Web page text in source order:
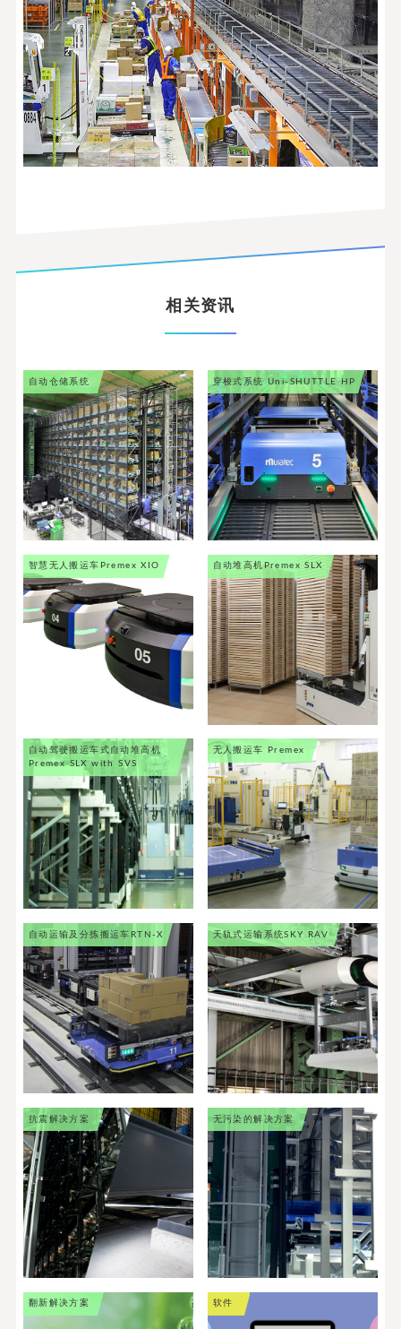
相关资讯
自动仓储系统 穿梭式系统 Uni-SHUTTLE HP
智慧无人搬运车 Premex XIO 自动堆高机Premex SLX
自动驾驶搬运车式自动堆高机
Premex SLX with SVS
无人搬运车 Premex
自动运输及分拣搬运车 RTN-X 天轨式运输系统SKY RAV
抗震解决方案 无污染的解决方案
翻新解决方案 软件